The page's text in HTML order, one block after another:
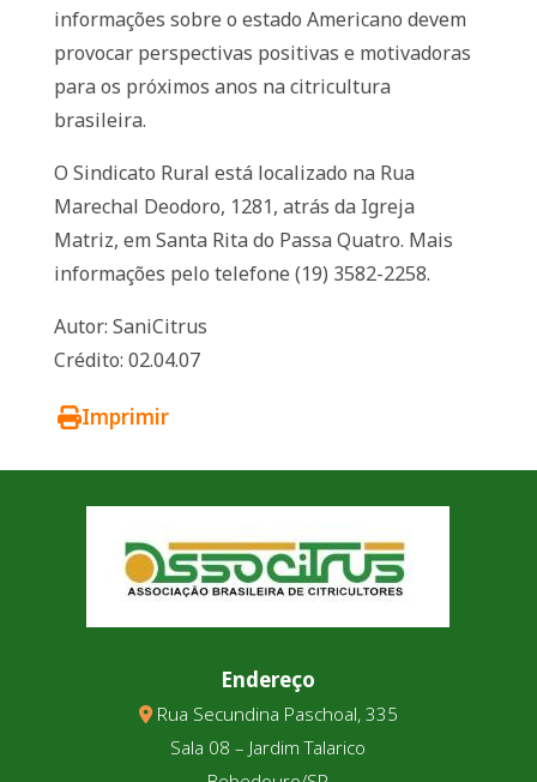
informações sobre o estado Americano devem
provocar perspectivas positivas e motivadoras
para os próximos anos na citricultura
brasileira.
O Sindicato Rural está localizado na Rua
Marechal Deodoro, 1281, atrás da Igreja
Matriz, em Santa Rita do Passa Quatro. Mais
informações pelo telefone (19) 3582-2258.
Autor: SaniCitrus
Crédito: 02.04.07
Imprimir
Endereço
Rua Secundina Paschoal, 335
Sala 08 – Jardim Talarico